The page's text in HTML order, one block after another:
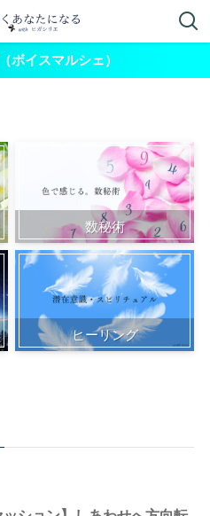
ボイスマルシェ）
数秘術
ヒーリング